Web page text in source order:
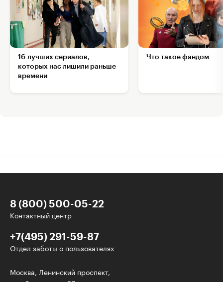
16 лучших сериалов,
которых нас лишили раньше
времени
Что такое фандом
8 (800) 500-05-22
Контактный центр
+7(495) 291-59-87
Отдел заботы о пользователях
Москва, Ленинский проспект,
Интересное - на почту!